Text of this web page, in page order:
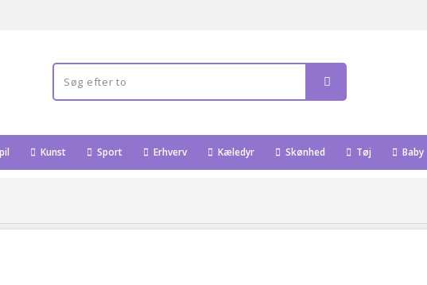
Kunst Sport Erhverv Kæledyr Skønhed Tøj Baby